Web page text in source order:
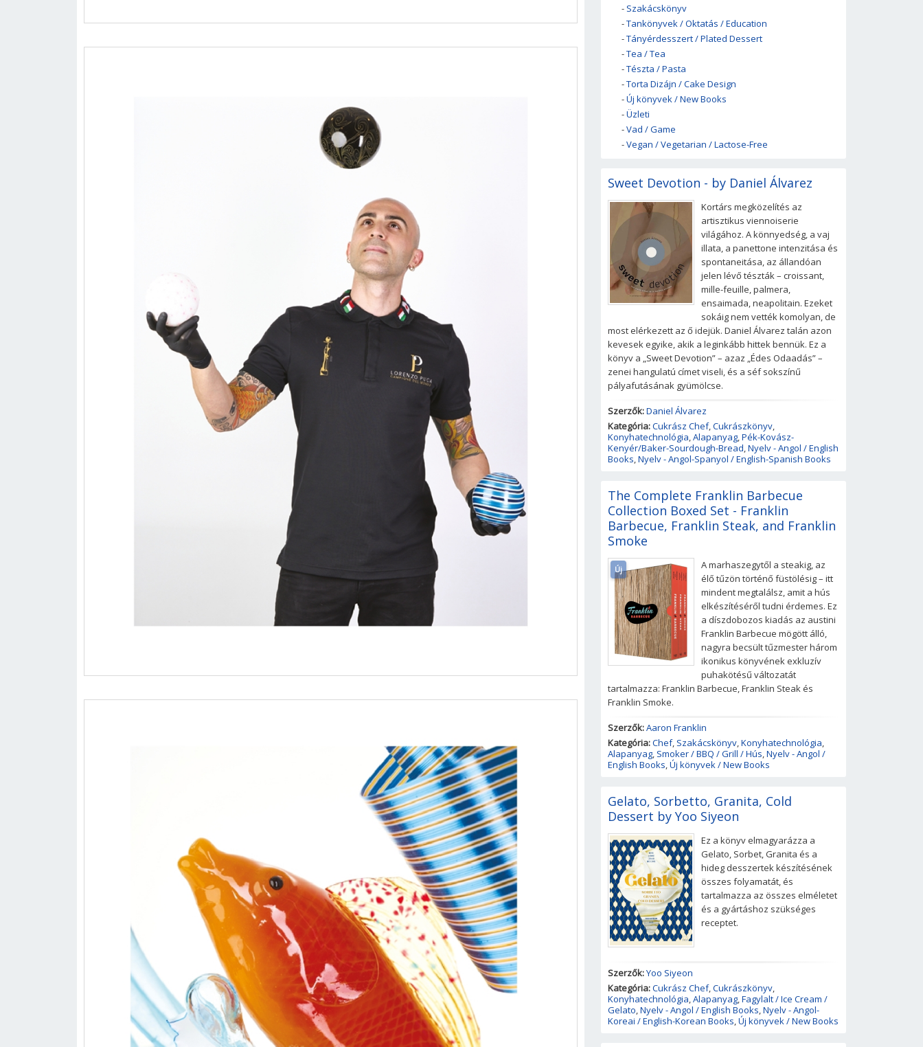
- Szakácskönyv
-Tankönyvek / Oktatás / Education
-Tányérdesszert / Plated Dessert
-Tea / Tea
-Tészta / Pasta
-Torta Dizájn / Cake Design
-Új könyvek / New Books
-Üzleti
-Vad / Game
-Vegan / Vegetarian / Lactose-Free
Sweet Devotion - by Daniel Álvarez
Kortárs megközelítés az
artisztikus viennoiserie
világához. A könnyedség, a vaj
illata, a panettone intenzitása és
spontaneitása, az állandóan
jelen lévő tészták – croissant,
mille-feuille, palmera,
ensaimada, neapolitain. Ezeket
sokáig nem vették komolyan, de
most elérkezett az ő idejük. Daniel Álvarez talán azon
kevesek egyike, akik a leginkább hittek bennük. Ez a
könyv a „Sweet Devotion” – azaz „Édes Odaadás” –
zenei hangulatú címet viseli, és a séf sokszínű
pályafutásának gyümölcse.
Szerzők:Daniel Álvarez
Kategória:Cukrász Chef,Cukrászkönyv,
Konyhatechnológia,Alapanyag,Pék-Kovász-
Kenyér/Baker-Sourdough-Bread,Nyelv - Angol / English
Books,Nyelv - Angol-Spanyol / English-Spanish Books
The Complete Franklin Barbecue
Collection Boxed Set - Franklin
Barbecue, Franklin Steak, and Franklin
Smoke
Új
A marhaszegytől a steakig, az
élő tűzön történő füstölésig – itt
mindent megtalálsz, amit a hús
elkészítéséről tudni érdemes. Ez
a díszdobozos kiadás az austini
Franklin Barbecue mögött álló,
nagyra becsült tűzmester három
ikonikus könyvének exkluzív
puhakötésű változatát
tartalmazza: Franklin Barbecue, Franklin Steak és
Franklin Smoke.
Szerzők:Aaron Franklin
Kategória:Chef, Szakácskönyv,Konyhatechnológia,
Alapanyag, Smoker / BBQ / Grill / Hús,Nyelv - Angol /
English Books,Új könyvek / New Books
Gelato, Sorbetto, Granita, Cold
Dessert by Yoo Siyeon
Ez a könyv elmagyarázza a
Gelato, Sorbet, Granita és a
hideg desszertek készítésének
összes folyamatát, és
tartalmazza az összes elméletet
és a gyártáshoz szükséges
receptet.
Szerzők:Yoo Siyeon
Kategória:Cukrász Chef,Cukrászkönyv,
Konyhatechnológia,Alapanyag,Fagylalt / Ice Cream /
Gelato,Nyelv - Angol / English Books,Nyelv - Angol-
Koreai / English-Korean Books,Új könyvek / New Books